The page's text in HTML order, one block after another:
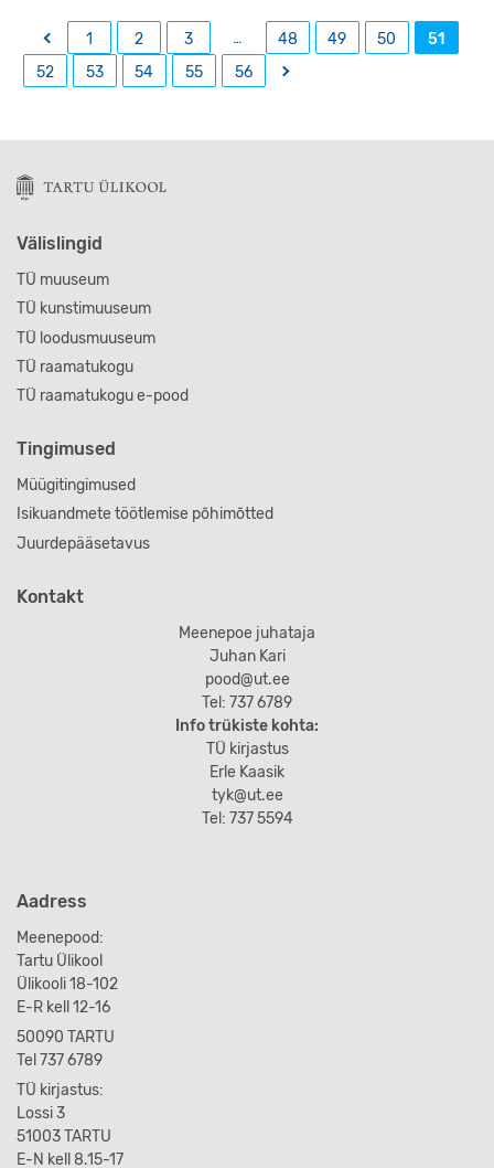
← 1 2 3 … 48 49 50
51
52
53 54 55 56 →
Välislingid
TÜ muuseum
TÜ kunstimuuseum
TÜ loodusmuuseum
TÜ raamatukogu
TÜ raamatukogu e-pood
Tingimused
Müügitingimused
Isikuandmete töötlemise põhimõtted
Juurdepääsetavus
Kontakt
Meenepoe juhataja
Juhan Kari
pood@ut.ee
Tel: 737 6789
Info trükiste kohta:
TÜ kirjastus
Erle Kaasik
tyk@ut.ee
Tel: 737 5594
Aadress
Meenepood:
Tartu Ülikool
Ülikooli 18-102
E-R kell 12-16
50090 TARTU
Tel 737 6789
TÜ kirjastus:
Lossi 3
51003 TARTU
E-N kell 8.15-17